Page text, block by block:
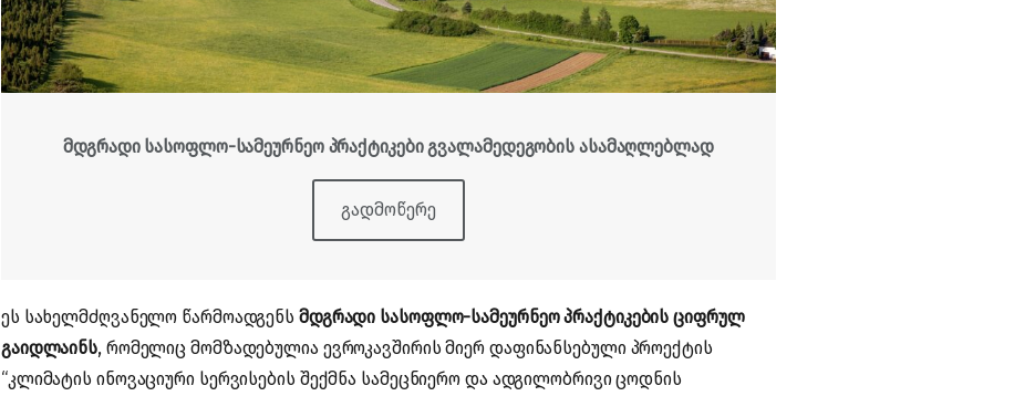
მდგრადი სასოფლო-სამეურნეო პრაქტიკები გვალამედეგობის ასამაღლებლად
გადმოწერე
ეს სახელმძღვანელო წარმოადგენს მდგრადი სასოფლო-სამეურნეო პრაქტიკების ციფრულ
გაიდლაინს, რომელიც მომზადებულია ევროკავშირის მიერ დაფინანსებული პროექტის
“კლიმატის ინოვაციური სერვისების შექმნა სამეცნიერო და ადგილობრივი ცოდნის